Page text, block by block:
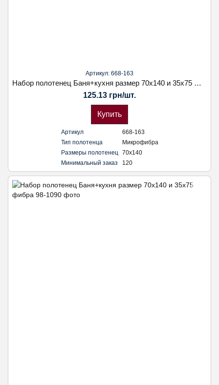
Артикул: 668-163
Набор полотенец Баня+кухня размер 70х140 и 35х75 фибра. Koloсo
125.13 грн/шт.
Купить
Артикул
668-163
Тип полотенца
Микрофибра
Размеры полотенец
70х140
Минимальный заказ
120